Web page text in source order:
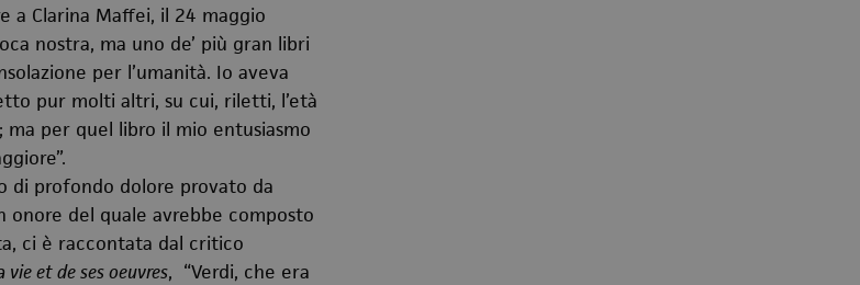
a Clarina Maffei, il 24 maggio
nostra, ma uno de’ più gran libri
per l’umanità. Io aveva
pur molti altri, su cui, riletti, l’età
per quel libro il mio entusiasmo
di profondo dolore provato da
onore del quale avrebbe composto
ci è raccontata dal critico
vie et de ses oeuvres, “Verdi, che era